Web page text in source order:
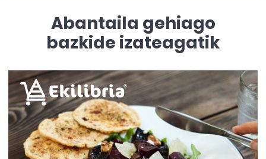
Abantaila gehiago
bazkide izateagatik